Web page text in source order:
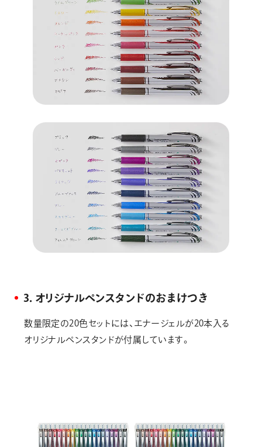
3．オリジナルペンスタンドのおまけつき
数量限定の20色セットには、エナージェルが20本入る
オリジナルペンスタンドが付属しています。